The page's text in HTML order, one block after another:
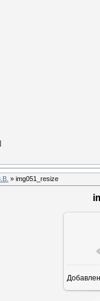
» img051_resize